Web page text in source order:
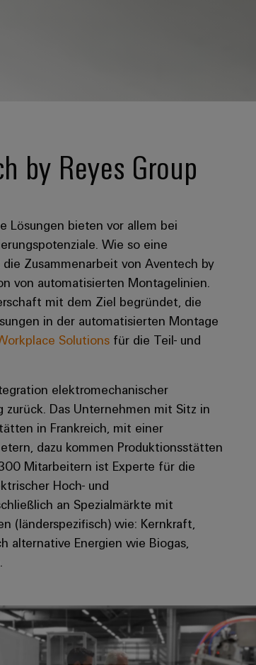
by Reyes Group
Lösungen bieten vor allem bei
Wie so eine
Zusammenarbeit von Aventech by
von automatisierten Montagelinien.
mit dem Ziel begründet, die
in der automatisierten Montage
Solutions für die Teil- und
elektromechanischer
Das Unternehmen mit Sitz in
in Frankreich, mit einer
dazu kommen Produktionsstätten
Mitarbeitern ist Experte für die
Hoch- und
an Spezialmärkte mit
(länderspezifisch) wie: Kernkraft,
alternative Energien wie Biogas,